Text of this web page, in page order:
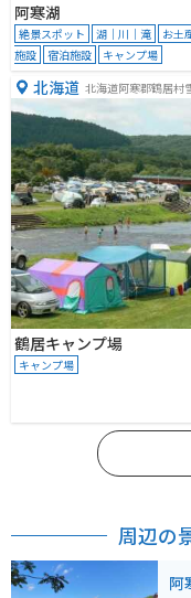
阿寒湖
絶景スポット 湖｜川｜滝 お土
施設
宿泊施設 キャンプ場
北海道 北海道阿寒郡鶴居村
鶴居キャンプ場
キャンプ場
周辺の
阿